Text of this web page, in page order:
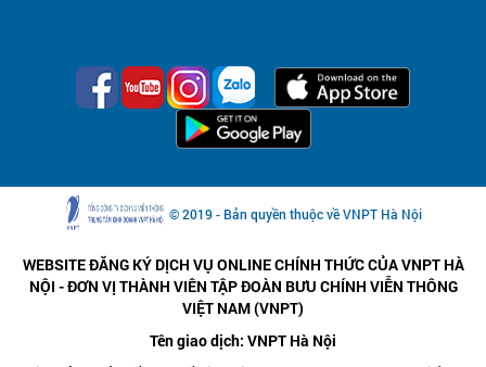
© 2019 - Bản quyền thuộc về VNPT Hà Nội
WEBSITE ĐĂNG KÝ DỊCH VỤ ONLINE CHÍNH THỨC CỦA VNPT HÀ
NỘI - ĐƠN VỊ THÀNH VIÊN TẬP ĐOÀN BƯU CHÍNH VIỄN THÔNG
VIỆT NAM (VNPT)
Tên giao dịch: VNPT Hà Nội